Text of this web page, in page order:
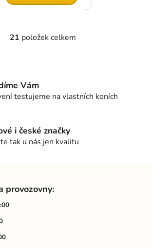
O
a
p
r
v
ý
21 položek celkem
Vám
testujeme na vlastních koních
i české značky
tak u nás jen kvalitu
provozovny: